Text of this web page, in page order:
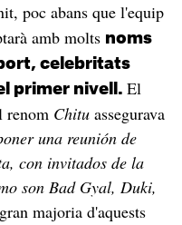
poc abans que l'equip
amb molts noms
celebritats
primer nivell. El
renom Chitu assegurava
una reunión de
con invitados de la
son Bad Gyal, Duki,
majoria d'aquests